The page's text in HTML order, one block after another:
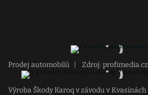
Prodej automobilů Zdroj: profimedia.cz
Výroba Škody Karoq v závodu v Kvasinách